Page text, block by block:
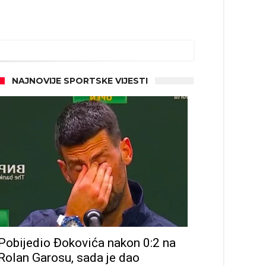
NAJNOVIJE SPORTSKE VIJESTI
Đokovića nakon 0:2 na
Garosu, sada je dao